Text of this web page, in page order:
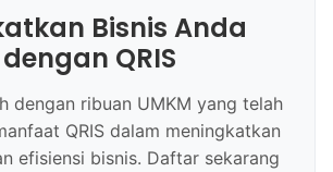
Bisnis Anda
dengan QRIS
dengan ribuan UMKM yang telah
QRIS dalam meningkatkan
efisiensi bisnis. Daftar sekarang